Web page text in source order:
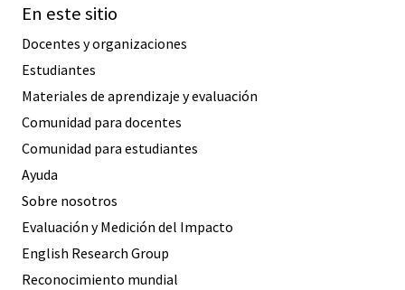
En este sitio
Docentes y organizaciones
Estudiantes
Materiales de aprendizaje y evaluación
Comunidad para docentes
Comunidad para estudiantes
Ayuda
Sobre nosotros
Evaluación y Medición del Impacto
English Research Group
Reconocimiento mundial